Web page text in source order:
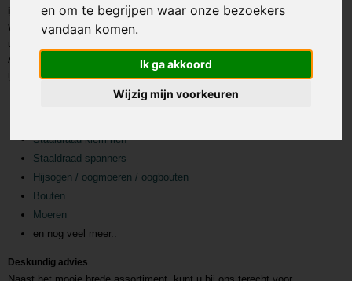
en om te begrijpen waar onze bezoekers
vandaan komen.
Ik ga akkoord
Wijzig mijn voorkeuren
ijzerwaren?
Wanneer u opzoek bent naar ijzerwaren en uw heeft geen zin om de deur
uit te gaan dan bent u bij Prolech aan het juiste adres.
Al uw ijzerwaren online kopen. We hebben een breed assortiment aan
ijzerwaren o.a
Staaldraad klemmen
Staaldraad spanners
Hijsogen / oogmoeren / oogbouten
Bouten
Moeren
en nog veel meer..
Deskundig advies